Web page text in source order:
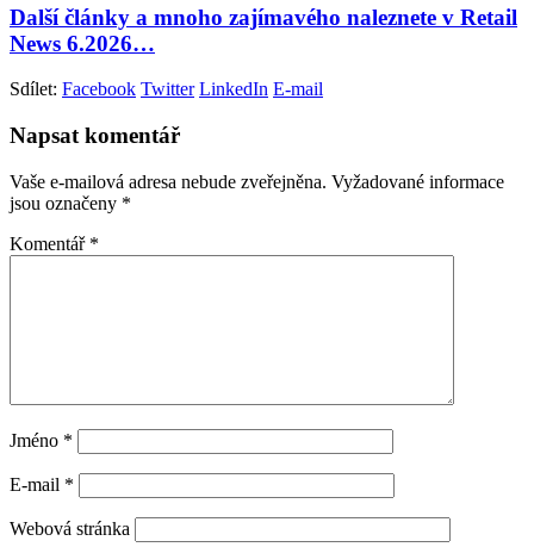
Další články a mnoho zajímavého naleznete v Retail
News 6.2026…
Sdílet: Facebook Twitter LinkedIn E-mail
Napsat komentář
Vaše e-mailová adresa nebude zveřejněna. Vyžadované informace
jsou označeny *
Komentář *
Jméno *
E-mail *
Webová stránka